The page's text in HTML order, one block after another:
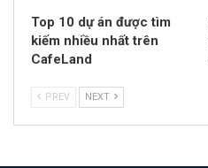
Top 10 dự án được tìm
kiếm nhiều nhất trên
CafeLand
PREV NEXT